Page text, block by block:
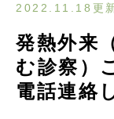
2022.11.18更
発熱外来
む診察）
電話連絡